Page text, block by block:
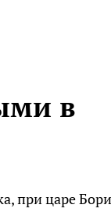
в
при царе